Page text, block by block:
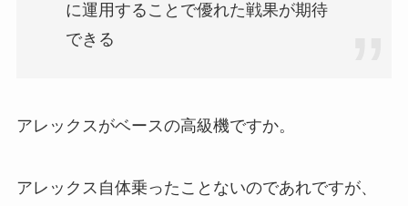
に運用することで優れた戦果が期待
できる
アレックスがベースの高級機ですか。
アレックス自体乗ったことないのであれですが、